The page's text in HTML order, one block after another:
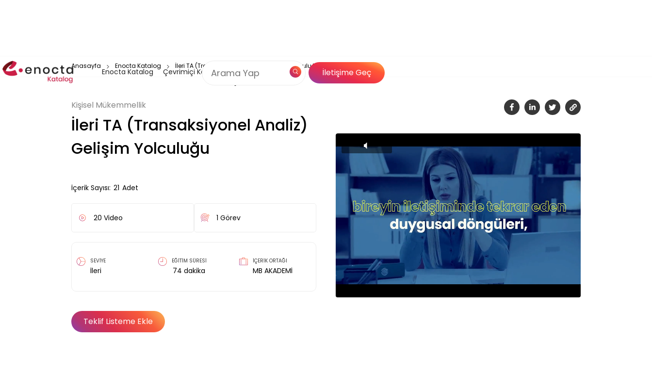
Enocta Katalog Çevrimiçi Katalog
Özel İçerik
Çözümleri
İletişime Geç
Anasayfa Enocta Katalog İleri TA (Transaksiyonel Analiz) Gelişim Yolculuğu
Kişisel Mükemmellik
İleri TA (Transaksiyonel Analiz)
Gelişim Yolculuğu
İçerik Sayısı: 21 Adet
20 Video 1 Görev
SEVİYE
İleri
EĞİTİM SÜRESİ
74 dakika
İÇERİK ORTAĞI
MB AKADEMİ
Teklif Listeme Ekle